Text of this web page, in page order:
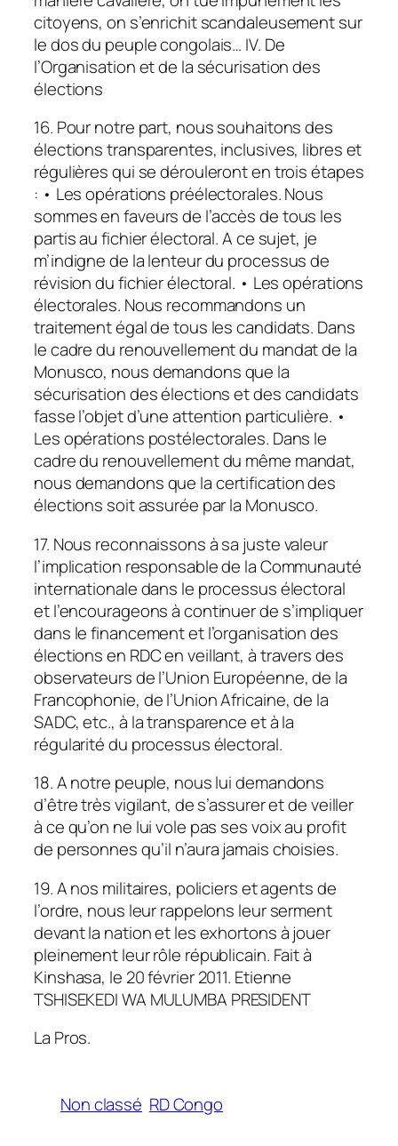
citoyens, on s’enrichit scandaleusement sur
le dos du peuple congolais… IV. De
l’Organisation et de la sécurisation des
élections
16. Pour notre part, nous souhaitons des
élections transparentes, inclusives, libres et
régulières qui se dérouleront en trois étapes
: • Les opérations préélectorales. Nous
sommes en faveurs de l’accès de tous les
partis au fichier électoral. A ce sujet, je
m’indigne de la lenteur du processus de
révision du fichier électoral. • Les opérations
électorales. Nous recommandons un
traitement égal de tous les candidats. Dans
le cadre du renouvellement du mandat de la
Monusco, nous demandons que la
sécurisation des élections et des candidats
fasse l’objet d’une attention particulière. •
Les opérations postélectorales. Dans le
cadre du renouvellement du même mandat,
nous demandons que la certification des
élections soit assurée par la Monusco.
17. Nous reconnaissons à sa juste valeur
l’implication responsable de la Communauté
internationale dans le processus électoral
et l’encourageons à continuer de s’impliquer
dans le financement et l’organisation des
élections en RDC en veillant, à travers des
observateurs de l’Union Européenne, de la
Francophonie, de l’Union Africaine, de la
SADC, etc., à la transparence et à la
régularité du processus électoral.
18. A notre peuple, nous lui demandons
d’être très vigilant, de s’assurer et de veiller
à ce qu’on ne lui vole pas ses voix au profit
de personnes qu’il n’aura jamais choisies.
19. A nos militaires, policiers et agents de
l’ordre, nous leur rappelons leur serment
devant la nation et les exhortons à jouer
pleinement leur rôle républicain. Fait à
Kinshasa, le 20 février 2011. Etienne
TSHISEKEDI WA MULUMBA PRESIDENT
La Pros.
Non classé RD Congo